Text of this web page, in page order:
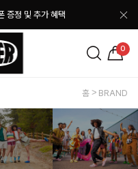
증정 및 추가 혜택
0
홈 BRAND